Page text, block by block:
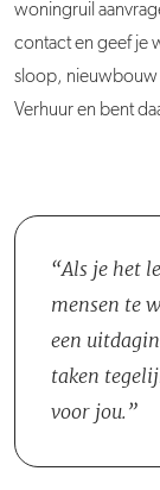
woningruil
contact en geef je
sloop, nieuwbouw
Verhuur en bent
Als je het
mensen te
een
taken
voor jou.